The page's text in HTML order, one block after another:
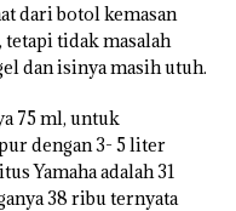
dari botol kemasan
tetapi tidak masalah
dan isinya masih utuh.
75 ml, untuk
dengan 3- 5 liter
Yamaha adalah 31
38 ribu ternyata